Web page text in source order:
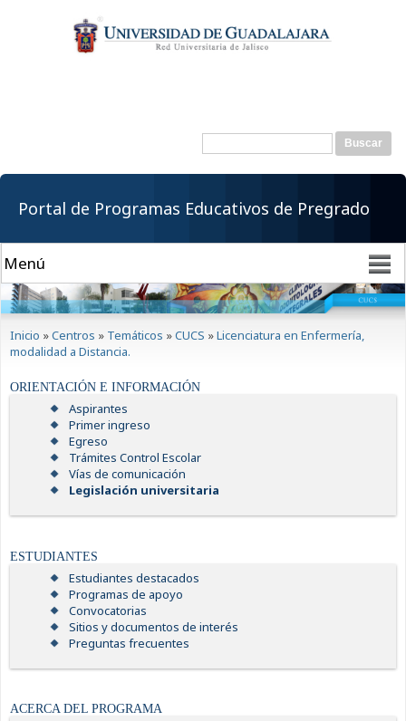
contenido
principal
Formulario de
Buscar
Portal de Programas Educativos de Pregrado
Inicio »Centros » Temáticos »CUCS »Licenciatura en Enfermería,
modalidad a Distancia.
ORIENTACIÓN E INFORMACIÓN
Aspirantes
Primer ingreso
Egreso
Trámites Control Escolar
Vías de comunicación
Legislación universitaria
ESTUDIANTES
Estudiantes destacados
Programas de apoyo
Convocatorias
Sitios y documentos de interés
Preguntas frecuentes
ACERCA DEL PROGRAMA